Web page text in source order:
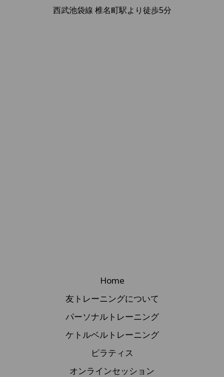
西武池袋線 椎名町駅より徒歩5分
Home
友トレーニングについて
パーソナルトレーニング
ケトルベルトレーニング
ピラティス
オンラインセッション